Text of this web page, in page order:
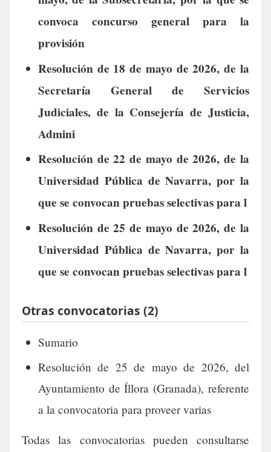
convoca concurso general para la
provisión
Resolución de 18 de mayo de 2026, de la
Secretaría General de Servicios
Judiciales, de la Consejería de Justicia,
Admini
Resolución de 22 de mayo de 2026, de la
Universidad Pública de Navarra, por la
que se convocan pruebas selectivas para l
Resolución de 25 de mayo de 2026, de la
Universidad Pública de Navarra, por la
que se convocan pruebas selectivas para l
Otras convocatorias (2)
Sumario
Resolución de 25 de mayo de 2026, del
Ayuntamiento de Íllora (Granada), referente
a la convocatoria para proveer varias
Todas las convocatorias pueden consultarse